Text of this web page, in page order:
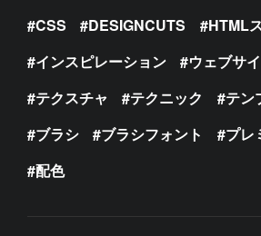
CSS DESIGNCUTS HTML
インスピレーション
ウェブサ
テクスチャ
テクニック テン
ブラシ
ブラシフォント プレ
配色